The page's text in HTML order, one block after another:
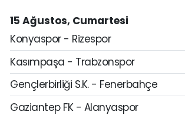
15 Ağustos, Cumartesi
Konyaspor - Rizespor
Kasımpaşa - Trabzonspor
Gençlerbirliği S.K. - Fenerbahçe
Gaziantep FK - Alanyaspor